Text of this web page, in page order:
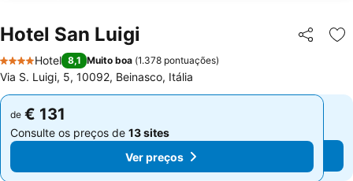
Hotel San Luigi Partilhar
4 Estrelas
Hotel 8,1 Muito boa (1.378 pontuações)
Via S. Luigi, 5, 10092, Beinasco, Itália
de € 131
Consulte os preços de 13 sites
Ver preços
de € 131
Consulte os preços de 13 sites
Ver preços